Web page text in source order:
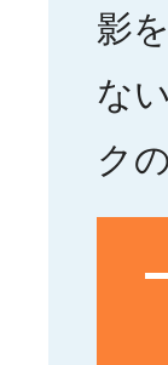
影
な
ク